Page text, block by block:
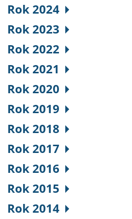
Rok 2024
Rok 2023
Rok 2022
Rok 2021
Rok 2020
Rok 2019
Rok 2018
Rok 2017
Rok 2016
Rok 2015
Rok 2014